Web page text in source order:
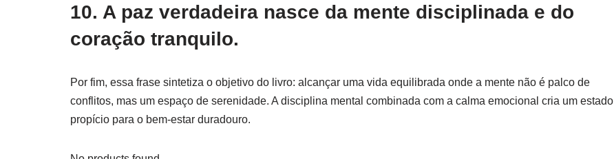
10. A paz verdadeira nasce da mente disciplinada e do
coração tranquilo.
Por fim, essa frase sintetiza o objetivo do livro: alcançar uma vida equilibrada onde a mente não é palco de
conflitos, mas um espaço de serenidade. A disciplina mental combinada com a calma emocional cria um estado
propício para o bem-estar duradouro.